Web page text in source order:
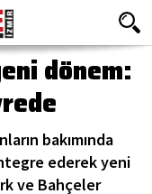
dönem:
bakımında
ederek yeni
ve Bahçeler